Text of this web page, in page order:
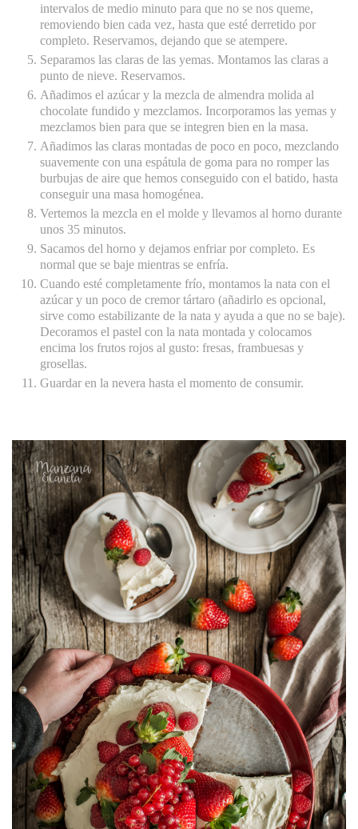
intervalos de medio minuto para que no se nos queme,
removiendo bien cada vez, hasta que esté derretido por
completo. Reservamos, dejando que se atempere.
Separamos las claras de las yemas. Montamos las claras a
punto de nieve. Reservamos.
Añadimos el azúcar y la mezcla de almendra molida al
chocolate fundido y mezclamos. Incorporamos las yemas y
mezclamos bien para que se integren bien en la masa.
Añadimos las claras montadas de poco en poco, mezclando
suavemente con una espátula de goma para no romper las
burbujas de aire que hemos conseguido con el batido, hasta
conseguir una masa homogénea.
Vertemos la mezcla en el molde y llevamos al horno durante
unos 35 minutos.
Sacamos del horno y dejamos enfriar por completo. Es
normal que se baje mientras se enfría.
Cuando esté completamente frío, montamos la nata con el
azúcar y un poco de cremor tártaro (añadirlo es opcional,
sirve como estabilizante de la nata y ayuda a que no se baje).
Decoramos el pastel con la nata montada y colocamos
encima los frutos rojos al gusto: fresas, frambuesas y
grosellas.
Guardar en la nevera hasta el momento de consumir.